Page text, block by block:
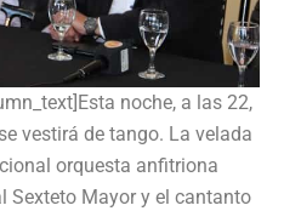
noche, a las 22,
vestirá de tango. La velada
orquesta anfitriona
Sexteto Mayor y el cantanto